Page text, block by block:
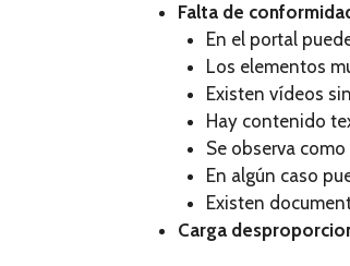
Falta de
En el portal
Los elementos
Existen vídeos
Hay contenido
Se observa
En algún caso
Existen
Carga